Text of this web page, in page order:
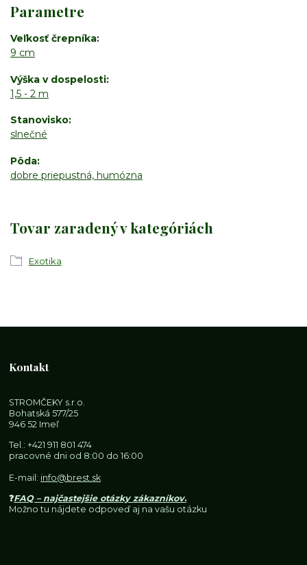
Parametre
Veľkosť črepníka
9 cm
Výška v dospelosti
1,5 - 2 m
Stanovisko
slnečné
Pôda
dobre priepustná, humózna
Tovar zaradený v kategóriách
Exotika
Kontakt
STROMČEKY s.r.o.
Bohatská 577/25
946 52 Imeľ
Tel.:+421 911 801 474
pracovné dni od 8:00 do 16:00
E-mail: info@brest.sk
❓FAQ – najčastejšie otázky zákazníkov.
Možno tu nájdete odpoveď aj na vašu otázku